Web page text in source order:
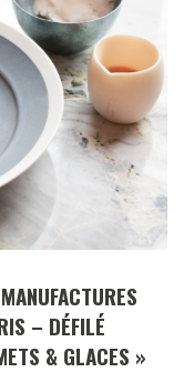
– DÉFILÉ
& GLACES »